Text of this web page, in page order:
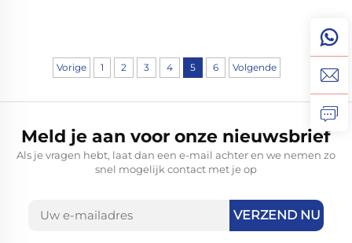
Vorige 1 2 3 4 5 6 Volgende
Meld je aan voor onze nieuwsbrief
Als je vragen hebt, laat dan een e-mail achter en we nemen zo
snel mogelijk contact met je op
VERZEND NU